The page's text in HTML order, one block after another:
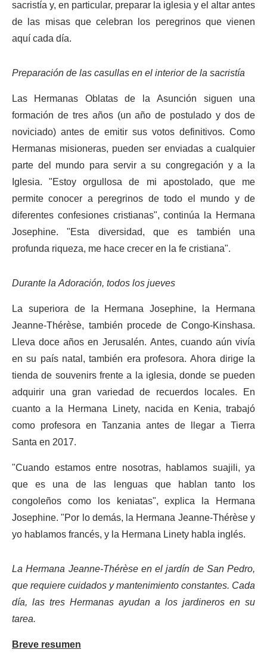
sacristía y, en particular, preparar la iglesia y el altar antes
de las misas que celebran los peregrinos que vienen
aquí cada día.
Preparación de las casullas en el interior de la sacristía
Las Hermanas Oblatas de la Asunción siguen una
formación de tres años (un año de postulado y dos de
noviciado) antes de emitir sus votos definitivos. Como
Hermanas misioneras, pueden ser enviadas a cualquier
parte del mundo para servir a su congregación y a la
Iglesia. "Estoy orgullosa de mi apostolado, que me
permite conocer a peregrinos de todo el mundo y de
diferentes confesiones cristianas", continúa la Hermana
Josephine. "Esta diversidad, que es también una
profunda riqueza, me hace crecer en la fe cristiana".
Durante la Adoración, todos los jueves
La superiora de la Hermana Josephine, la Hermana
Jeanne-Thérèse, también procede de Congo-Kinshasa.
Lleva doce años en Jerusalén. Antes, cuando aún vivía
en su país natal, también era profesora. Ahora dirige la
tienda de souvenirs frente a la iglesia, donde se pueden
adquirir una gran variedad de recuerdos locales. En
cuanto a la Hermana Linety, nacida en Kenia, trabajó
como profesora en Tanzania antes de llegar a Tierra
Santa en 2017.
"Cuando estamos entre nosotras, hablamos suajili, ya
que es una de las lenguas que hablan tanto los
congoleños como los keniatas", explica la Hermana
Josephine. "Por lo demás, la Hermana Jeanne-Thérèse y
yo hablamos francés, y la Hermana Linety habla inglés.
La Hermana Jeanne-Thérèse en el jardín de San Pedro,
que requiere cuidados y mantenimiento constantes. Cada
día, las tres Hermanas ayudan a los jardineros en su
tarea.
Breve resumen